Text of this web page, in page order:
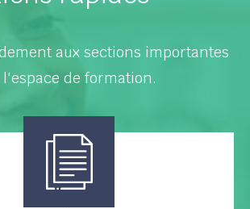
aux sections importantes
l'espace de formation.